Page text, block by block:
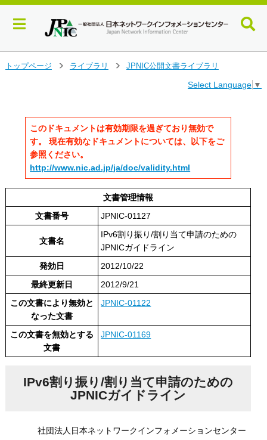
プ
トップページ
ライブラリ
JPNIC公開文書ライブラリ
Select Language ▼
このドキュメントは有効期限を過ぎており無効で
す。 現在有効なドキュメントについては、以下をご
参照ください。
http://www.nic.ad.jp/ja/doc/validity.html
文書管理情報
文書番号
JPNIC-01127
文書名
IPv6割り振り/割り当て申請のための
JPNICガイドライン
発効日
2012/10/22
最終更新日
2012/9/21
この文書により無効と
なった文書
JPNIC-01122
この文書を無効とする
文書
JPNIC-01169
IPv6割り振り/割り当て申請のための
JPNICガイドライン
社団法人日本ネットワークインフォメーションセンター